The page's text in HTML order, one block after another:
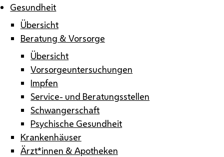
Gesundheit
Übersicht
Beratung & Vorsorge
Übersicht
Vorsorgeuntersuchungen
Impfen
Service- und Beratungsstellen
Schwangerschaft
Psychische Gesundheit
Krankenhäuser
Ärzt*innen & Apotheken